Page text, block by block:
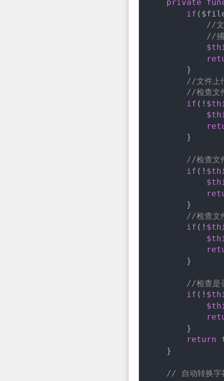
private
if
//文
//捕
        }
//文件上
//检查文
if (!
        }
//检查文
if (!
        }
//检查文
if (!
        }
//检查是
if (!
        }
return
    }
// 自动转换字